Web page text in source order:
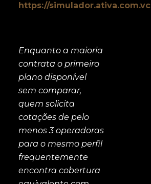
https://simulador.ativa.com.vc
Enquanto a maioria
contrata o primeiro
plano disponível
sem comparar,
quem solicita
cotações de pelo
menos 3 operadoras
para o mesmo perfil
frequentemente
encontra cobertura